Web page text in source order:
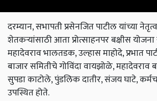
दरम्यान, सभापती प्रसेनजित पाटील यांच्या
शेतकऱ्यांसाठी आता प्रोत्साहनपर बक्षीस
महादेवराव भालतडक, उल्हास माहोदे, प्रभात
बाजार समितीचे गोविंदा वायझोळे, महादेवराव
सुपडा काटोले, पुंडलिक दातीर, संजय घाटे,
उपस्थित होते.